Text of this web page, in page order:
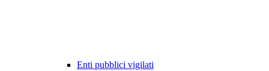
Enti pubblici vigilati